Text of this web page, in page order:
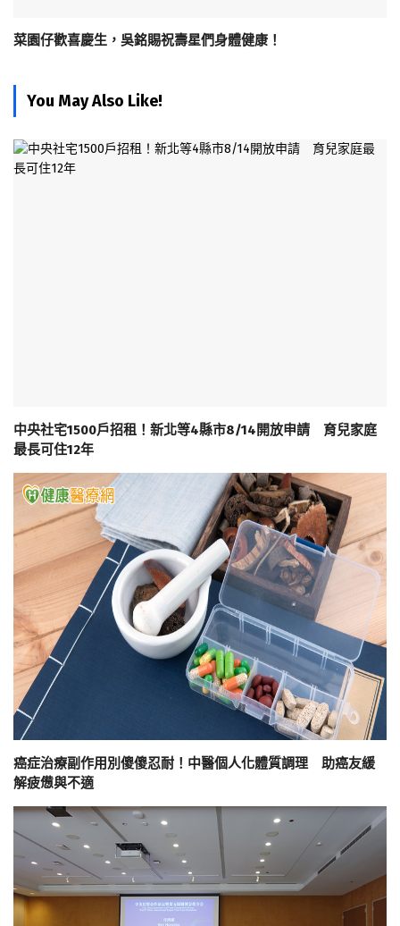
菜園仔歡喜慶生，吳銘賜祝壽星們身體健康！
You May Also Like!
中央社宅1500戶招租！新北等4縣市8/14開放申請 育兒家庭
最長可住12年
癌症治療副作用別傻傻忍耐！中醫個人化體質調理 助癌友緩
解疲憊與不適